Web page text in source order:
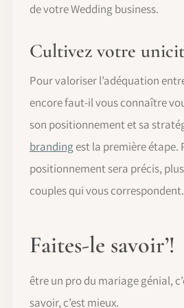
de votre Wedding business.
Cultivez votre
Pour valoriser l’adéquation
encore faut-il vous connaître
son positionnement et sa
branding est la première étape.
positionnement sera précis,
couples qui vous correspondent.
Faites-le savoir’!
être un pro du mariage génial,
savoir, c’est mieux.